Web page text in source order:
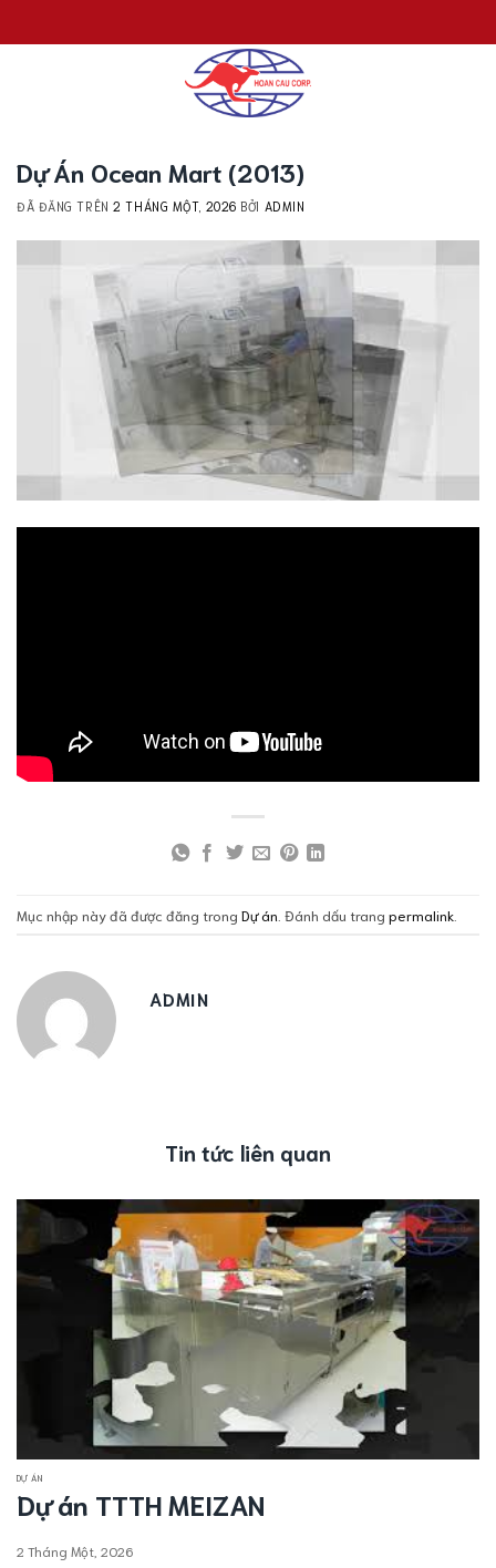
đến
Dự Án Ocean Mart (2013)
ĐÃ ĐĂNG TRÊN2 THÁNG MỘT, 2026 BỞI ADMIN
Mục nhập này đã được đăng trong Dự án . Đánh dấu trang permalink
ADMIN
Tin tức liên quan
DỰ ÁN
Dự án TTTH MEIZAN
2 Tháng Một, 2026